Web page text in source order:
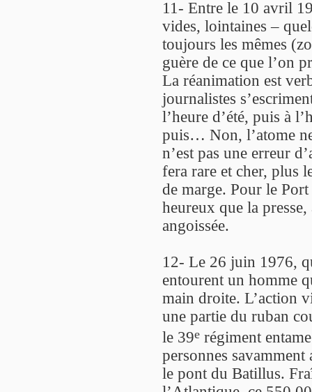
11- Entre le 10 avril
vides, lointaines –
toujours les mêmes
guère de ce que l’on
La réanimation est
journalistes
l’heure d’été, puis à
puis… Non, l’atome
n’est pas une erreur
fera rare et cher, plus
de marge. Pour le
heureux que la
angoissée.
12- Le 26 juin 1976,
entourent un homme
main droite. L’action
une partie du ruban
le 39e régiment
personnes
le pont du Batillus.